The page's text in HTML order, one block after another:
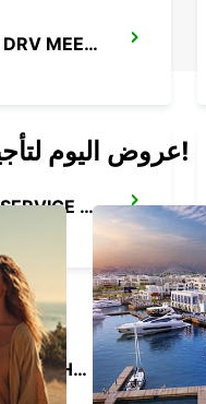
KOTOKA INT APT SELF DRV MEET GREET
LOME HOTEL ONOMO SERVICE CHAUFFEUR
LOME ABLOGAME SERVICE CHAUFFEUR
عروض اليوم لتأجير السيارات والفانات!